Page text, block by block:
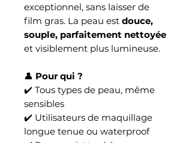
exceptionnel, sans laisser de
film gras. La peau est douce,
souple, parfaitement nettoyée
et visiblement plus lumineuse.
👤 Pour qui ?
✔️ Tous types de peau, même
sensibles
✔️ Utilisateurs de maquillage
longue tenue ou waterproof